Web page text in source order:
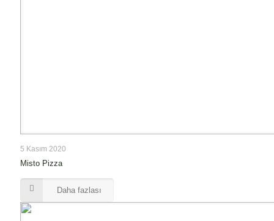
5 Kasım 2020
Misto Pizza
Daha fazlası